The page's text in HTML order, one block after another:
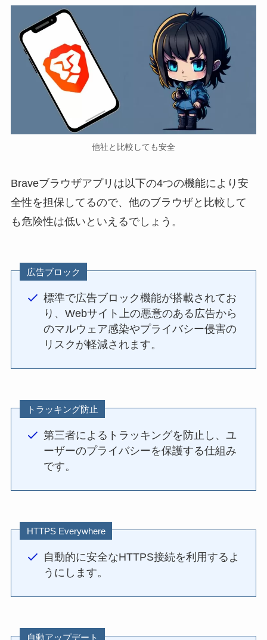
他社と比較しても安全
Braveブラウザアプリは以下の4つの機能により安
全性を担保してるので、他のブラウザと比較して
も危険性は低いといえるでしょう。
広告ブロック
標準で広告ブロック機能が搭載されてお
り、Webサイト上の悪意のある広告から
のマルウェア感染やプライバシー侵害の
リスクが軽減されます。
トラッキング防止
第三者によるトラッキングを防止し、ユ
ーザーのプライバシーを保護する仕組み
です。
HTTPS Everywhere
自動的に安全なHTTPS接続を利用するよ
うにします。
自動アップデート